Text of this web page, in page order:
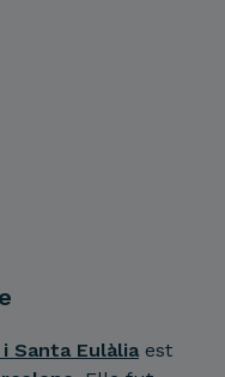
Santa Eulàlia est